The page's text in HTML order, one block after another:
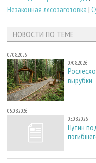
Незаконная лесозаготовка |
НОВОСТИ ПО ТЕМЕ
07.08.2026
07.08.2026
вырубки
05.08.2026
05.08.2026
Путин